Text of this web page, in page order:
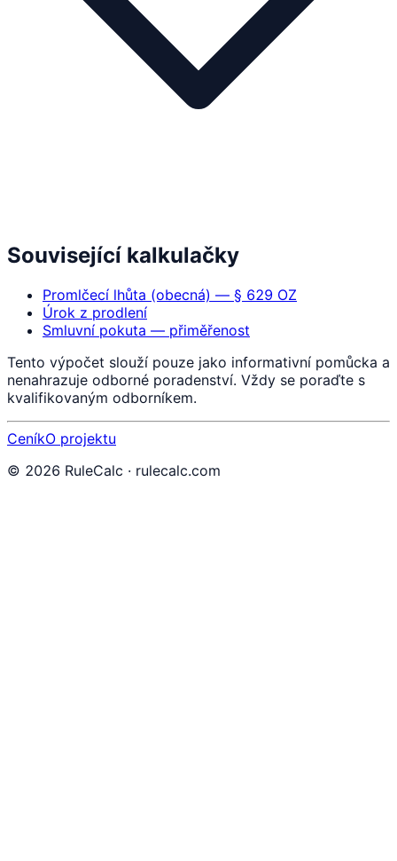
Související kalkulačky
Promlčecí lhůta (obecná) — § 629 OZ
Úrok z prodlení
Smluvní pokuta — přiměřenost
Tento výpočet slouží pouze jako informativní pomůcka a
nenahrazuje odborné poradenství. Vždy se poraďte s
kvalifikovaným odborníkem.
CeníkO projektu
© 2026 RuleCalc · rulecalc.com